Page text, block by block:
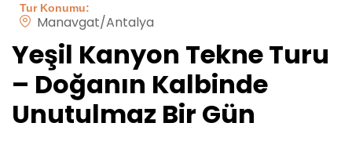
Tur Konumu:
Manavgat/Antalya
Yeşil Kanyon Tekne Turu
– Doğanın Kalbinde
Unutulmaz Bir Gün